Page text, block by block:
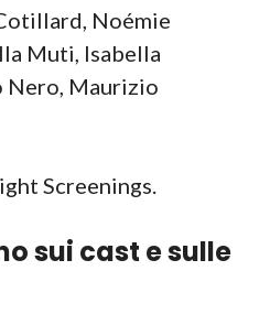
Noémie
Muti, Isabella
Nero, Maurizio
Screenings.
sui cast e sulle